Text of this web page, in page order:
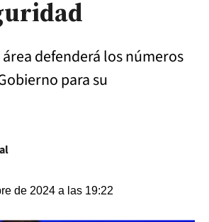
defenderá los números
para su
de 2024 a las 19:22